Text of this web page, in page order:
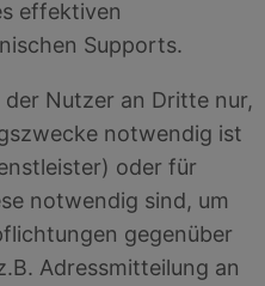
effektiven
Supports.
Nutzer an Dritte nur,
notwendig ist
oder für
notwendig sind, um
gegenüber
Adressmitteilung an